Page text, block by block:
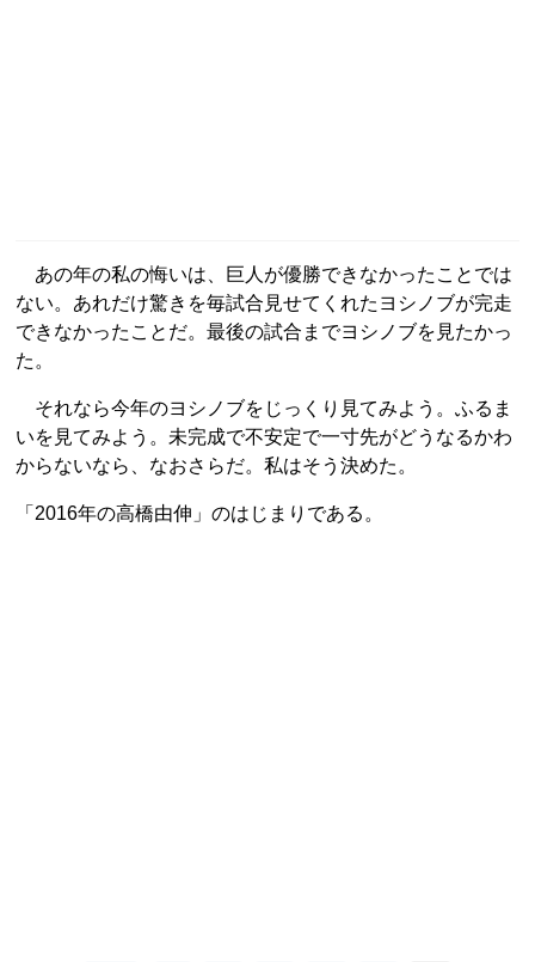
あの年の私の悔いは、巨人が優勝できなかったことでは
ない。あれだけ驚きを毎試合見せてくれたヨシノブが完走
できなかったことだ。最後の試合までヨシノブを見たかっ
た。
それなら今年のヨシノブをじっくり見てみよう。ふるま
いを見てみよう。未完成で不安定で一寸先がどうなるかわ
からないなら、なおさらだ。私はそう決めた。
「2016年の高橋由伸」のはじまりである。